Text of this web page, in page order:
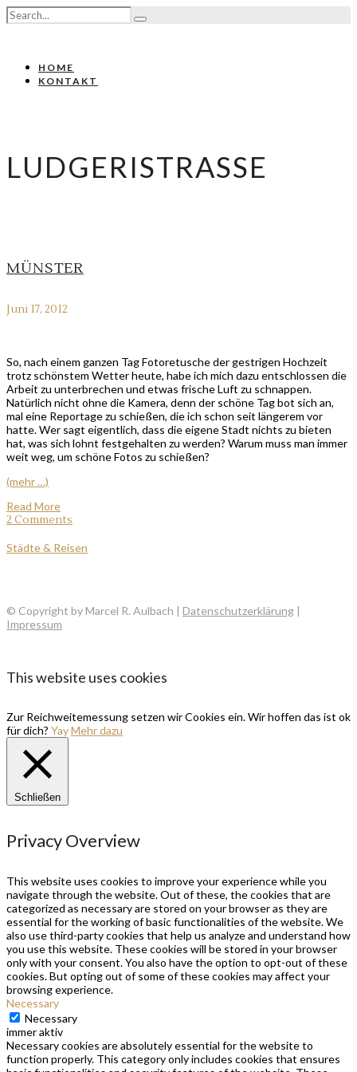
HOME
KONTAKT
LUDGERISTRASSE
MÜNSTER
Juni 17, 2012
So, nach einem ganzen Tag Fotoretusche der gestrigen Hochzeit
trotz schönstem Wetter heute, habe ich mich dazu entschlossen die
Arbeit zu unterbrechen und etwas frische Luft zu schnappen.
Natürlich nicht ohne die Kamera, denn der schöne Tag bot sich an,
mal eine Reportage zu schießen, die ich schon seit längerem vor
hatte. Wer sagt eigentlich, dass die eigene Stadt nichts zu bieten
hat, was sich lohnt festgehalten zu werden? Warum muss man immer
weit weg, um schöne Fotos zu schießen?
(mehr …)
Read More
2 Comments
Städte & Reisen
© Copyright by Marcel R. Aulbach | Datenschutzerklärung |
Impressum
This website uses cookies
Zur Reichweitemessung setzen wir Cookies ein. Wir hoffen das ist ok
für dich? YayMehr dazu
Schließen
Privacy Overview
This website uses cookies to improve your experience while you
navigate through the website. Out of these, the cookies that are
categorized as necessary are stored on your browser as they are
essential for the working of basic functionalities of the website. We
also use third-party cookies that help us analyze and understand how
you use this website. These cookies will be stored in your browser
only with your consent. You also have the option to opt-out of these
cookies. But opting out of some of these cookies may affect your
browsing experience.
Necessary
Necessary
immer aktiv
Necessary cookies are absolutely essential for the website to
function properly. This category only includes cookies that ensures